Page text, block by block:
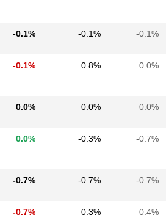
-0.1% -0.1% -0.1%
-0.1% 0.8% 0.0%
0.0% 0.0% 0.0%
0.0% -0.3% -0.7%
-0.7% -0.7% -0.7%
-0.7% 0.3% 0.4%